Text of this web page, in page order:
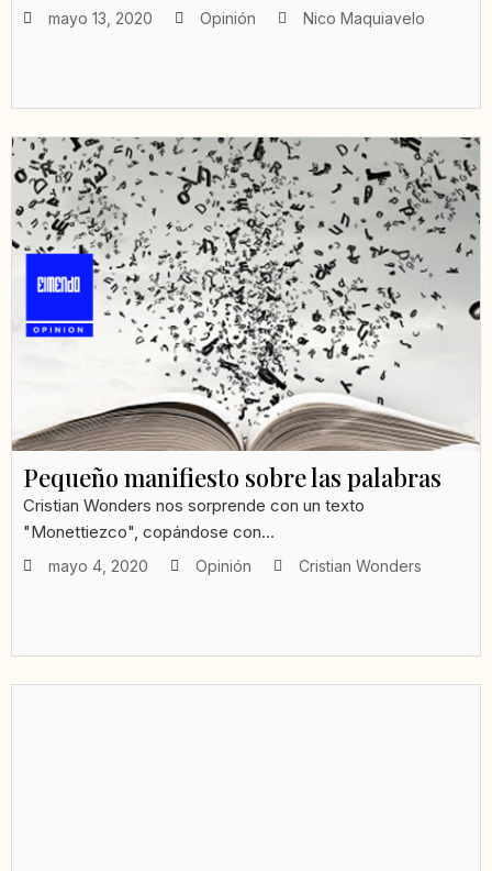
mayo 13, 2020 Opinión Nico Maquiavelo
Pequeño manifiesto sobre las palabras
Cristian Wonders nos sorprende con un texto
"Monettiezco", copándose con...
mayo 4, 2020 Opinión Cristian Wonders